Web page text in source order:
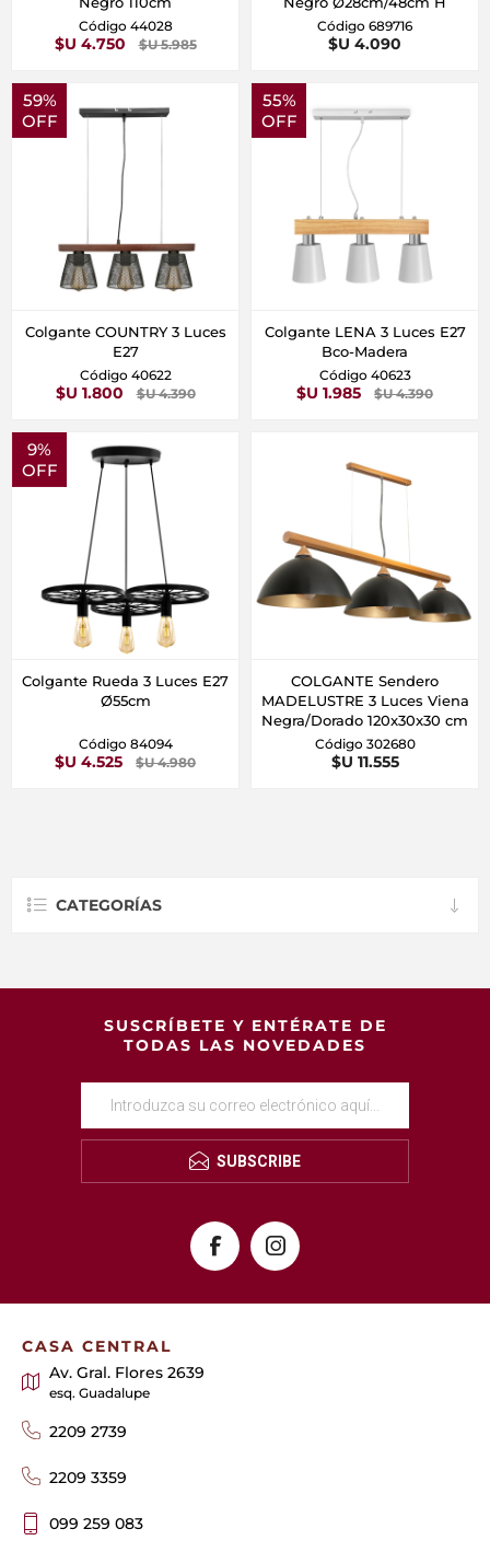
Código 44028
$U 4.750 $U 5.985
Código 689716
$U 4.090
59%
OFF
Colgante COUNTRY 3 Luces
E27
Código 40622
$U 1.800 $U 4.390
55%
OFF
Colgante LENA 3 Luces E27
Bco-Madera
Código 40623
$U 1.985 $U 4.390
9%
OFF
Colgante Rueda 3 Luces E27
Ø55cm
Código 84094
$U 4.525 $U 4.980
COLGANTE Sendero
MADELUSTRE 3 Luces Viena
Negra/Dorado 120x30x30 cm
Código 302680
$U 11.555
CATEGORÍAS
SUSCRÍBETE Y ENTÉRATE DE
TODAS LAS NOVEDADES
SUBSCRIBE
CASA CENTRAL
Av. Gral. Flores 2639
esq. Guadalupe
2209 2739
2209 3359
099 259 083